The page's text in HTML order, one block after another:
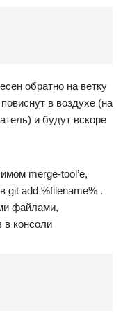
обратно на ветку
в воздухе (на
и будут вскоре
merge-tool’е,
git add %filename% .
файлами,
в консоли